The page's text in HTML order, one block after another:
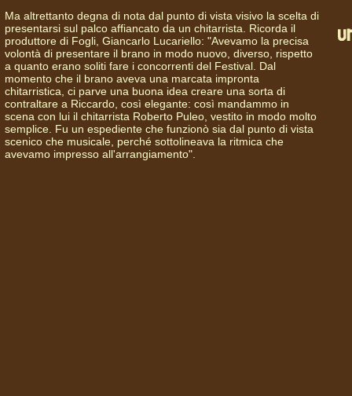
Ma altrettanto degna di nota dal punto di vista visivo la scelta di
presentarsi sul palco affiancato da un chitarrista. Ricorda il
produttore di Fogli, Giancarlo Lucariello: "Avevamo la precisa
volontà di presentare il brano in modo nuovo, diverso, rispetto
a quanto erano soliti fare i concorrenti del Festival. Dal
momento che il brano aveva una marcata impronta
chitarristica, ci parve una buona idea creare una sorta di
contraltare a Riccardo, così elegante: così mandammo in
scena con lui il chitarrista Roberto Puleo, vestito in modo molto
semplice. Fu un espediente che funzionò sia dal punto di vista
scenico che musicale, perché sottolineava la ritmica che
avevamo impresso all'arrangiamento".